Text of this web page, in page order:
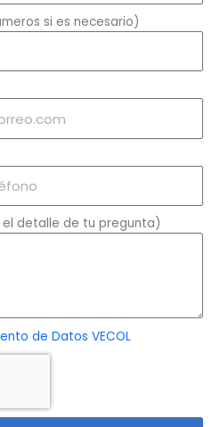
si es necesario)
detalle de tu pregunta)
de Datos VECOL